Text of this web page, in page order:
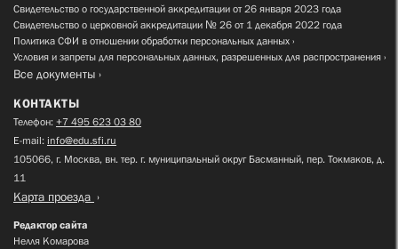
Свидетельство о государственной аккредитации от 26 января 2023 года
Свидетельство о церковной аккредитации № 26 от 1 декабря 2022 года
Политика СФИ в отношении обработки персональных данных
Условия и запреты для персональных данных, разрешенных для распространения
Все документы
КОНТАКТЫ
Телефон: +7 495 623 03 80
E-mail: info@edu.sfi.ru
105066, г. Москва, вн. тер. г. муниципальный округ Басманный, пер. Токмаков, д.
11
Карта проезда
Редактор сайта
Нелля Комарова